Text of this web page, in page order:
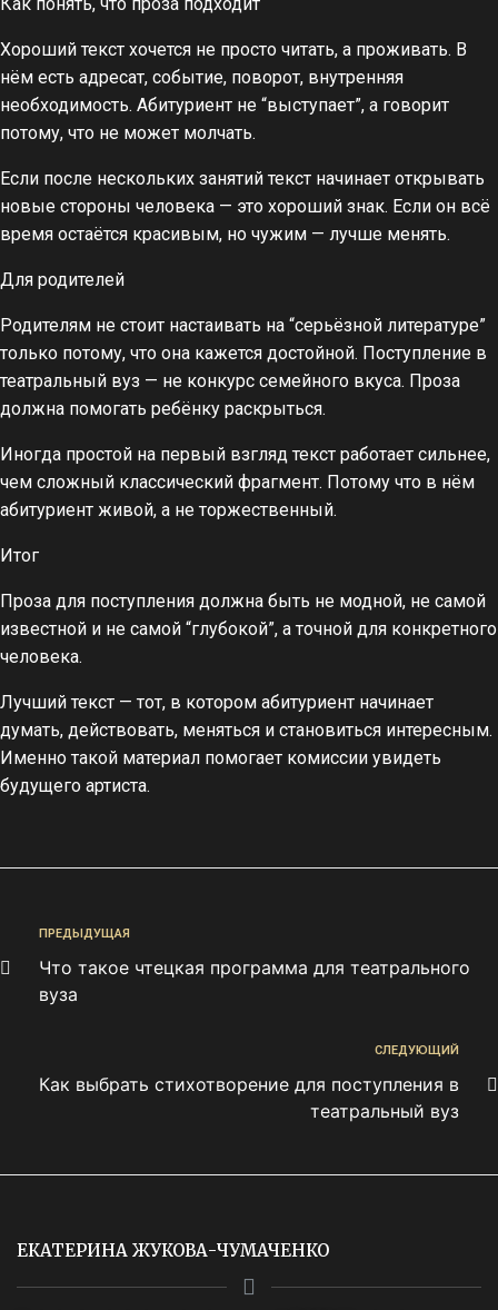
Хороший текст хочется не просто читать, а проживать. В
нём есть адресат, событие, поворот, внутренняя
необходимость. Абитуриент не “выступает”, а говорит
потому, что не может молчать.
Если после нескольких занятий текст начинает открывать
новые стороны человека — это хороший знак. Если он всё
время остаётся красивым, но чужим — лучше менять.
Для родителей
Родителям не стоит настаивать на “серьёзной литературе”
только потому, что она кажется достойной. Поступление в
театральный вуз — не конкурс семейного вкуса. Проза
должна помогать ребёнку раскрыться.
Иногда простой на первый взгляд текст работает сильнее,
чем сложный классический фрагмент. Потому что в нём
абитуриент живой, а не торжественный.
Итог
Проза для поступления должна быть не модной, не самой
известной и не самой “глубокой”, а точной для конкретного
человека.
Лучший текст — тот, в котором абитуриент начинает
думать, действовать, меняться и становиться интересным.
Именно такой материал помогает комиссии увидеть
будущего артиста.
ПРЕДЫДУЩАЯ
Что такое чтецкая программа для театрального
вуза
СЛЕДУЮЩИЙ
Как выбрать стихотворение для поступления в
театральный вуз
ЕКАТЕРИНА ЖУКОВА-ЧУМАЧЕНКО